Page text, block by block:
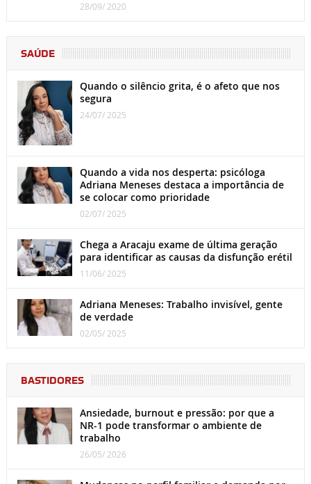
28/09/ 2020
SAÚDE
Quando o silêncio grita, é o afeto que nos
segura
24/07/ 2025
Quando a vida nos desperta: psicóloga
Adriana Meneses destaca a importância de
se colocar como prioridade
02/07/ 2025
Chega a Aracaju exame de última geração
para identificar as causas da disfunção erétil
11/06/ 2025
Adriana Meneses: Trabalho invisível, gente
de verdade
02/05/ 2025
BASTIDORES
Ansiedade, burnout e pressão: por que a
NR-1 pode transformar o ambiente de
trabalho
26/05/ 2026